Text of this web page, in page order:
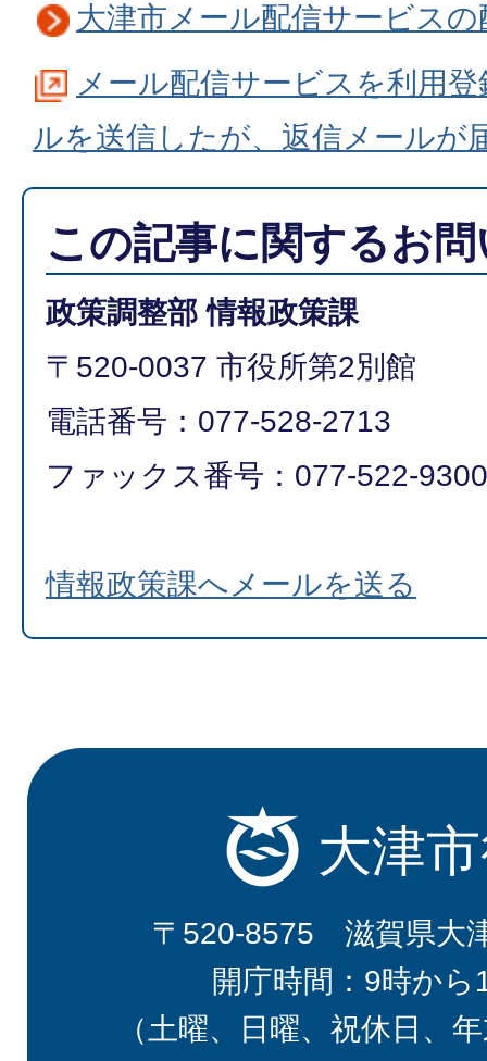
大津市メール配信サービス
メール配信サービスを利用
ルを送信したが、返信メールが
この記事に関するお
政策調整部 情報政策課
〒520-0037 市役所第2別館
電話番号：077-528-2713
ファックス番号：077-522-9300
情報政策課へメールを送る
大津
〒520-8575 滋賀県大
開庁時間：9時から
（土曜、日曜、祝休日、